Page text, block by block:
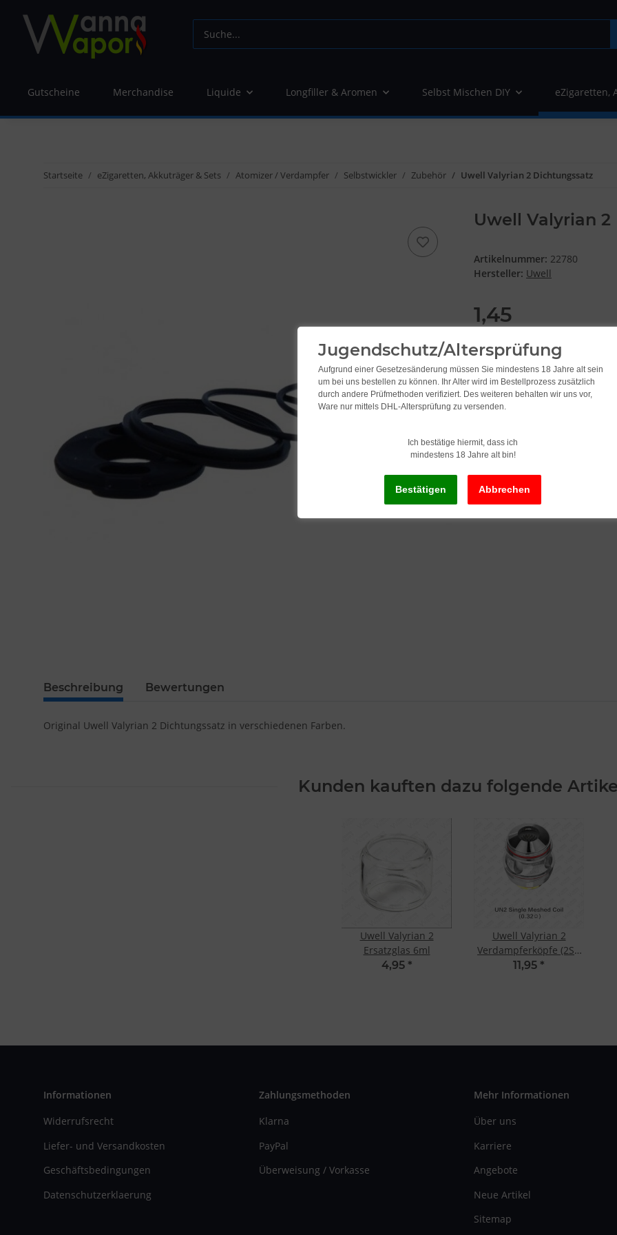
Gutscheine Merchandise Liquide Longfiller & Aromen Selbst Mischen DIY eZigaretten,
Startseite eZigaretten, Akkuträger & Sets Atomizer / Verdampfer Selbstwickler Zubehör Uwell Valyrian 2 Dichtungssatz
Uwell Valyrian
Artikelnummer: 22780
Hersteller: Uwell
1,45
inkl. 19% USt. , zzgl.
Lieferstatus: Sofort ab Lager
Lieferzeit:
Beschreibung Bewertungen
Original Uwell Valyrian 2 Dichtungssatz in verschiedenen Farben.
Kunden kauften dazu folgende
Uwell Valyrian 2
Ersatzglas 6ml
4,95 *
Uwell Valyrian 2
Verdampferköpfe (2St)
0.15 Ohm Quadruple
11,95 *
Informationen
Widerrufsrecht
Liefer- und Versandkosten
Geschäftsbedingungen
Datenschutzerklaerung
Zahlungsmethoden
Klarna
PayPal
Überweisung / Vorkasse
Mehr Informationen
Über uns
Karriere
Angebote
Neue Artikel
Sitemap
Jugendschutz/Altersprüfung
Aufgrund einer Gesetzesänderung müssen Sie mindestens 18 Jahre alt sein
um bei uns bestellen zu können. Ihr Alter wird im Bestellprozess zusätzlich
durch andere Prüfmethoden verifiziert. Des weiteren behalten wir uns vor,
Ware nur mittels DHL-Altersprüfung zu versenden.
Ich bestätige hiermit, dass ich
mindestens 18 Jahre alt bin!